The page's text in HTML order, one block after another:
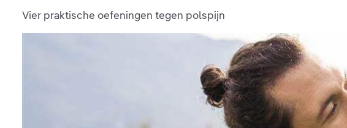
Vier praktische oefeningen tegen polspijn